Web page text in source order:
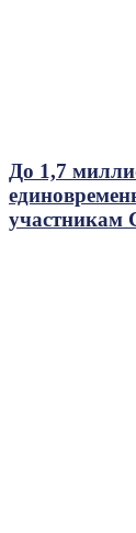
До 1,7
участникам